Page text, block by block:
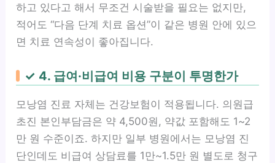
하고 있다고 해서 무조건 시술받을 필요는 없지만,
적어도 “다음 단계 치료 옵션”이 같은 병원 안에 있으
면 치료 연속성이 좋아집니다.
✓ 4. 급여·비급여 비용 구분이 투명한가
모낭염 진료 자체는 건강보험이 적용됩니다. 의원급
초진 본인부담금은 약 4,500원, 약값 포함해도 1~2
만 원 수준이죠. 하지만 일부 병원에서는 모낭염 진
단인데도 비급여 상담료를 1만~1.5만 원 별도로 청구